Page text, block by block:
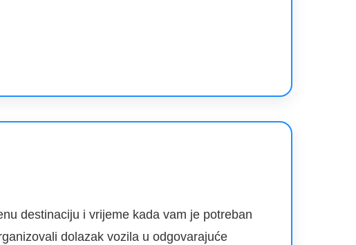
destinaciju i vrijeme kada vam je potreban
dolazak vozila u odgovarajuće